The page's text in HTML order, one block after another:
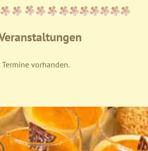
vorhanden.